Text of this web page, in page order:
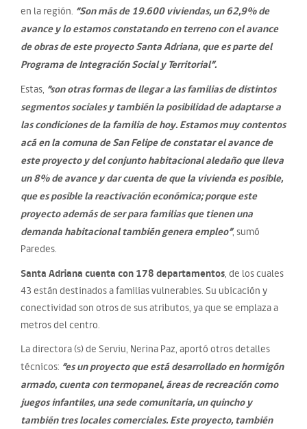
en la región. “Son más de 19.600 viviendas, un 62,9% de
avance y lo estamos constatando en terreno con el avance
de obras de este proyecto Santa Adriana, que es parte del
Programa de Integración Social y Territorial”.
Estas, “son otras formas de llegar a las familias de distintos
segmentos sociales y también la posibilidad de adaptarse a
las condiciones de la familia de hoy. Estamos muy contentos
acá en la comuna de San Felipe de constatar el avance de
este proyecto y del conjunto habitacional aledaño que lleva
un 8% de avance y dar cuenta de que la vivienda es posible,
que es posible la reactivación económica; porque este
proyecto además de ser para familias que tienen una
demanda habitacional también genera empleo”, sumó
Paredes.
Santa Adriana cuenta con 178 departamentos, de los cuales
43 están destinados a familias vulnerables. Su ubicación y
conectividad son otros de sus atributos, ya que se emplaza a
metros del centro.
La directora (s) de Serviu, Nerina Paz, aportó otros detalles
técnicos: “es un proyecto que está desarrollado en hormigón
armado, cuenta con termopanel, áreas de recreación como
juegos infantiles, una sede comunitaria, un quincho y
también tres locales comerciales. Este proyecto, también